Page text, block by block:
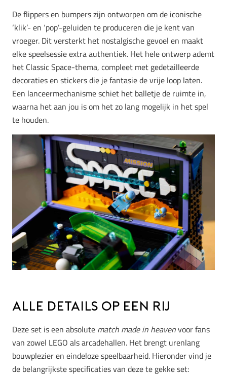
De flippers en bumpers zijn ontworpen om de iconische
‘klik’- en ‘pop’-geluiden te produceren die je kent van
vroeger. Dit versterkt het nostalgische gevoel en maakt
elke speelsessie extra authentiek. Het hele ontwerp ademt
het Classic Space-thema, compleet met gedetailleerde
decoraties en stickers die je fantasie de vrije loop laten.
Een lanceermechanisme schiet het balletje de ruimte in,
waarna het aan jou is om het zo lang mogelijk in het spel
te houden.
Alle details op een rij
Deze set is een absolute match made in heavenvoor fans
van zowel LEGO als arcadehallen. Het brengt urenlang
bouwplezier en eindeloze speelbaarheid. Hieronder vind je
de belangrijkste specificaties van deze te gekke set: